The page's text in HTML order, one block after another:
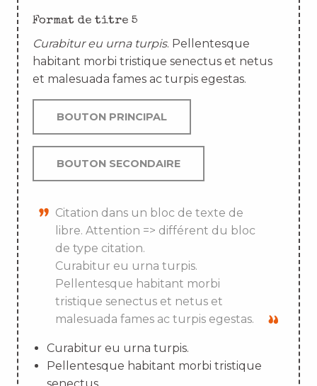
Format de titre 5
Curabitur eu urna turpis. Pellentesque
habitant morbi tristique senectus et netus
et malesuada fames ac turpis egestas.
BOUTON PRINCIPAL
BOUTON SECONDAIRE
Citation dans un bloc de texte de
libre. Attention => différent du bloc
de type citation.
Curabitur eu urna turpis.
Pellentesque habitant morbi
tristique senectus et netus et
malesuada fames ac turpis egestas.
Curabitur eu urna turpis.
Pellentesque habitant morbi tristique